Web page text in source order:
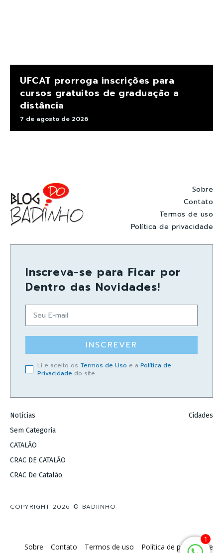
UFCAT prorroga inscrições para
cursos gratuitos de graduação a
distância
7 de agosto de 2026
Sobre
Contato
Termos de uso
Política de privacidade
Inscreva-se para Ficar por
Dentro das Novidades!
INSCREVER
Li e aceito os Termos de Uso e a Política de
Privacidade do site.
Notícias
Sem Categoria
CATALÃO
CRAC DE CATALÃO
CRAC De Catalão
Cidades
COPYRIGHT 2026 © BADIINHO
Sobre Contato Termos de uso Política de privacidade
1